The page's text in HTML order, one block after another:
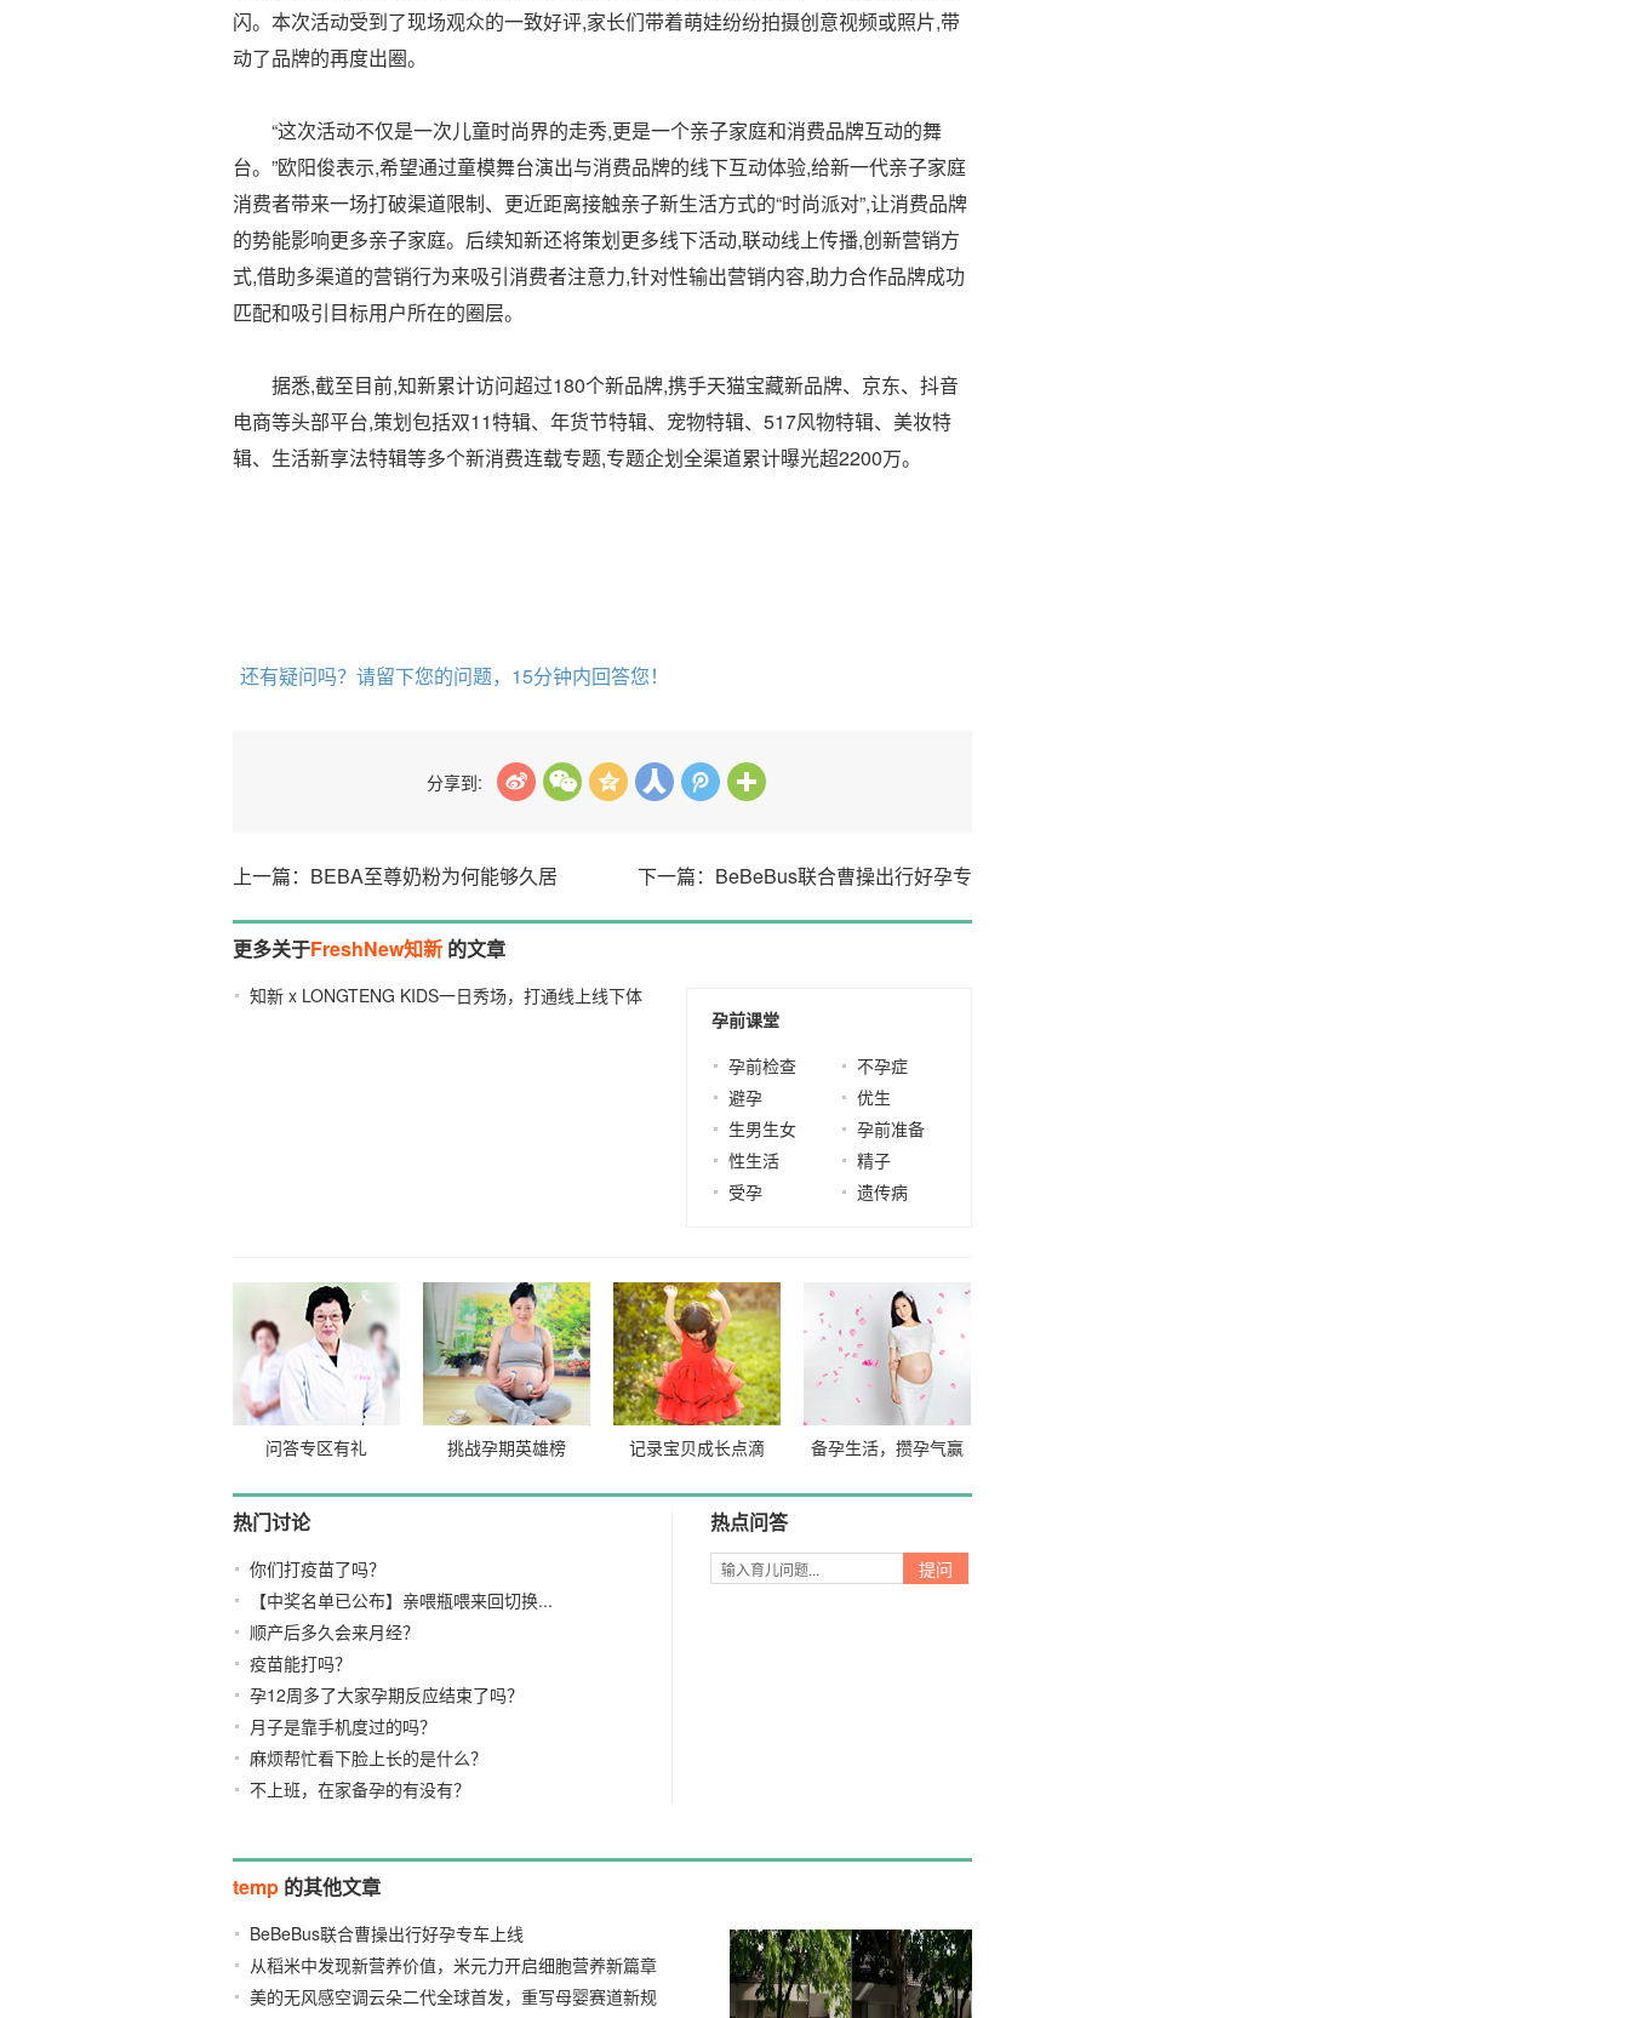
闪。本次活动受到了现场观众的一致好评,家长们带着萌娃纷纷拍摄创意视频或照片,带
动了品牌的再度出圈。
“这次活动不仅是一次儿童时尚界的走秀,更是一个亲子家庭和消费品牌互动的舞
台。”欧阳俊表示,希望通过童模舞台演出与消费品牌的线下互动体验,给新一代亲子家庭
消费者带来一场打破渠道限制、更近距离接触亲子新生活方式的“时尚派对”,让消费品牌
的势能影响更多亲子家庭。后续知新还将策划更多线下活动,联动线上传播,创新营销方
式,借助多渠道的营销行为来吸引消费者注意力,针对性输出营销内容,助力合作品牌成功
匹配和吸引目标用户所在的圈层。
据悉,截至目前,知新累计访问超过180个新品牌,携手天猫宝藏新品牌、京东、抖音
电商等头部平台,策划包括双11特辑、年货节特辑、宠物特辑、517风物特辑、美妆特
辑、生活新享法特辑等多个新消费连载专题,专题企划全渠道累计曝光超2200万。
还有疑问吗？请留下您的问题，15分钟内回答您！
分享到:
上一篇：BEBA至尊奶粉为何能够久居 下一篇：BeBeBus联合曹操出行好孕专
更多关于FreshNew知新 的文章
知新 x LONGTENG KIDS一日秀场，打通线上线下体
孕前课堂
孕前检查
不孕症
避孕
优生
生男生女
孕前准备
性生活
精子
受孕
遗传病
问答专区有礼 挑战孕期英雄榜 记录宝贝成长点滴
备孕生活，攒孕气赢
好礼
热门讨论
你们打疫苗了吗？
【中奖名单已公布】亲喂瓶喂来回切换...
顺产后多久会来月经？
疫苗能打吗？
孕12周多了大家孕期反应结束了吗？
月子是靠手机度过的吗？
麻烦帮忙看下脸上长的是什么？
不上班，在家备孕的有没有？
热点问答
temp 的其他文章
BeBeBus联合曹操出行好孕专车上线
从稻米中发现新营养价值，米元力开启细胞营养新篇章
2026/03/18
美的无风感空调云朵二代全球首发，重写母婴赛道新规